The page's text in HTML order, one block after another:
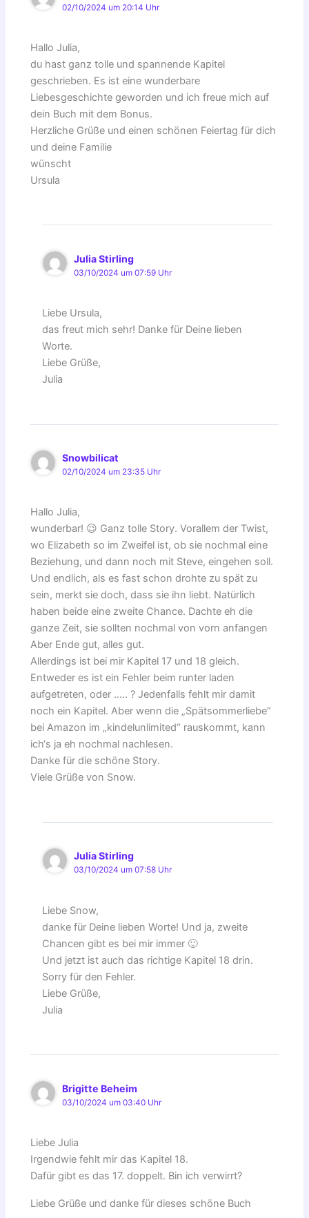
02/10/2024 um 20:14 Uhr
Hallo Julia,
du hast ganz tolle und spannende Kapitel
geschrieben. Es ist eine wunderbare
Liebesgeschichte geworden und ich freue mich auf
dein Buch mit dem Bonus.
Herzliche Grüße und einen schönen Feiertag für dich
und deine Familie
wünscht
Ursula
Julia Stirling
03/10/2024 um 07:59 Uhr
Liebe Ursula,
das freut mich sehr! Danke für Deine lieben
Worte.
Liebe Grüße,
Julia
Snowbilicat
02/10/2024 um 23:35 Uhr
Hallo Julia,
wunderbar! 😉 Ganz tolle Story. Vorallem der Twist,
wo Elizabeth so im Zweifel ist, ob sie nochmal eine
Beziehung, und dann noch mit Steve, eingehen soll.
Und endlich, als es fast schon drohte zu spät zu
sein, merkt sie doch, dass sie ihn liebt. Natürlich
haben beide eine zweite Chance. Dachte eh die
ganze Zeit, sie sollten nochmal von vorn anfangen
Aber Ende gut, alles gut.
Allerdings ist bei mir Kapitel 17 und 18 gleich.
Entweder es ist ein Fehler beim runter laden
aufgetreten, oder ….. ? Jedenfalls fehlt mir damit
noch ein Kapitel. Aber wenn die „Spätsommerliebe“
bei Amazon im „kindelunlimited“ rauskommt, kann
ich‘s ja eh nochmal nachlesen.
Danke für die schöne Story.
Viele Grüße von Snow.
Julia Stirling
03/10/2024 um 07:58 Uhr
Liebe Snow,
danke für Deine lieben Worte! Und ja, zweite
Chancen gibt es bei mir immer 🙂
Und jetzt ist auch das richtige Kapitel 18 drin.
Sorry für den Fehler.
Liebe Grüße,
Julia
Brigitte Beheim
03/10/2024 um 03:40 Uhr
Liebe Julia
Irgendwie fehlt mir das Kapitel 18.
Dafür gibt es das 17. doppelt. Bin ich verwirrt?
Liebe Grüße und danke für dieses schöne Buch